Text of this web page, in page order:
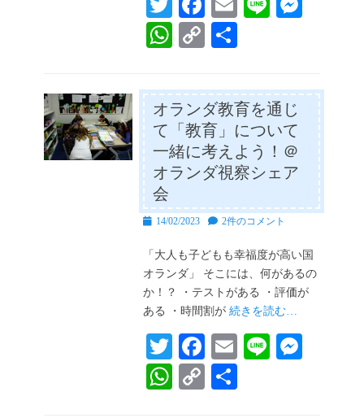
wi
tte
r
ce
bo
ok
ng
er
W
ts
A
pp
C
y
Li
nk
オランダ教育を通じ
て「教育」について
一緒に考えよう！＠
オランダ視察シェア
会
投
日
14/02/2023 2件のコメント
「大人も子どもも幸福度が高い国
オランダ」 そこには、何があるの
か！？ ・テストがある ・評価が
ある ・時間割が続きを読む…
T
wi
tte
Fa
ce
bo
E
Li
W
C